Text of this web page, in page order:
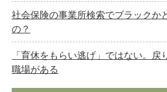
社会保険の事業所検索でブラックか
の？
「育休をもらい逃げ」ではない。戻
職場がある